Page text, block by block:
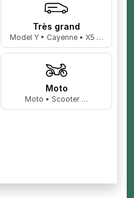
Très grand
Model Y • Cayenne • X5 …
Moto
Moto • Scooter …